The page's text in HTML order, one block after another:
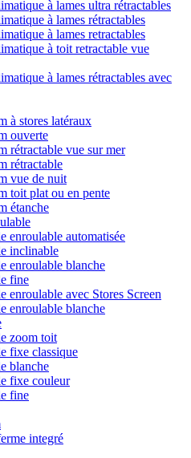
à lames ultra rétractables
à lames rétractables
à lames retractables
à toit retractable vue
à lames rétractables avec
à stores latéraux
ouverte
rétractable vue sur mer
rétractable
vue de nuit
toit plat ou en pente
étanche
enroulable automatisée
inclinable
enroulable blanche
fine
enroulable avec Stores Screen
enroulable blanche
zoom toit
fixe classique
blanche
fixe couleur
fine
integré